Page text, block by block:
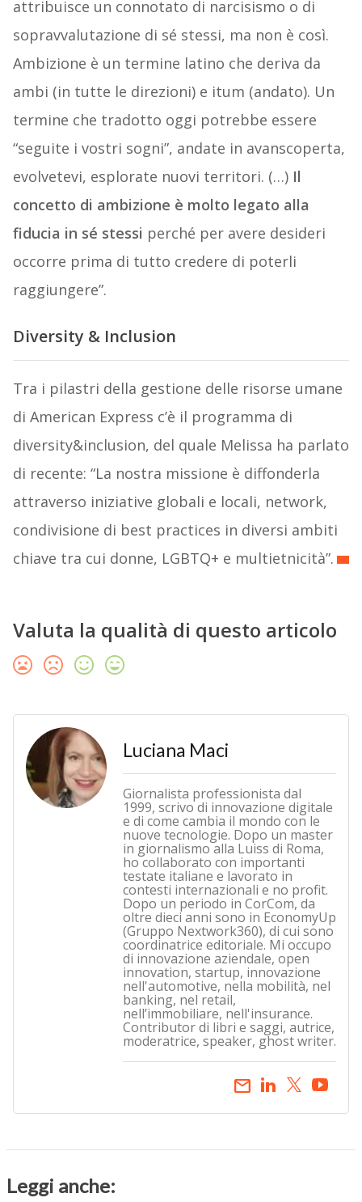
attribuisce un connotato di narcisismo o di
sopravvalutazione di sé stessi, ma non è così.
Ambizione è un termine latino che deriva da
ambi (in tutte le direzioni) e itum (andato). Un
termine che tradotto oggi potrebbe essere
“seguite i vostri sogni”, andate in avanscoperta,
evolvetevi, esplorate nuovi territori. (…) Il
concetto di ambizione è molto legato alla
fiducia in sé stessi perché per avere desideri
occorre prima di tutto credere di poterli
raggiungere”.
Diversity & Inclusion
Tra i pilastri della gestione delle risorse umane
di American Express c’è il programma di
diversity&inclusion, del quale Melissa ha parlato
di recente: “La nostra missione è diffonderla
attraverso iniziative globali e locali, network,
condivisione di best practices in diversi ambiti
chiave tra cui donne, LGBTQ+ e multietnicità”.
Valuta la qualità di questo articolo
Luciana Maci
Giornalista professionista dal
1999, scrivo di innovazione digitale
e di come cambia il mondo con le
nuove tecnologie. Dopo un master
in giornalismo alla Luiss di Roma,
ho collaborato con importanti
testate italiane e lavorato in
contesti internazionali e no profit.
Dopo un periodo in CorCom, da
oltre dieci anni sono in EconomyUp
(Gruppo Nextwork360), di cui sono
coordinatrice editoriale. Mi occupo
di innovazione aziendale, open
innovation, startup, innovazione
nell'automotive, nella mobilità, nel
banking, nel retail,
nell’immobiliare, nell'insurance.
Contributor di libri e saggi, autrice,
moderatrice, speaker, ghost writer.
email
Leggi anche: